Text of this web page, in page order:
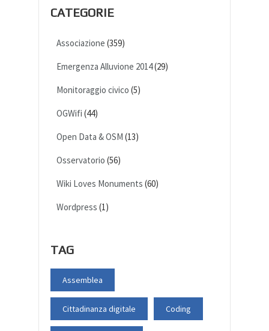
CATEGORIE
Associazione (359)
Emergenza Alluvione 2014(29)
Monitoraggio civico (5)
OGWifi (44)
Open Data & OSM (13)
Osservatorio (56)
Wiki Loves Monuments (60)
Wordpress (1)
TAG
Assemblea
Cittadinanza digitale Coding